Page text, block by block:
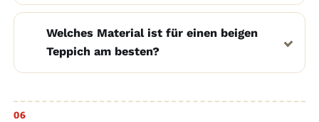
Welches Material ist für einen beigen
Teppich am besten?